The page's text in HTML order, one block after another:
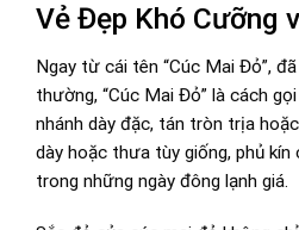
Vẻ Đẹp Khó Cưỡng
Ngay từ cái tên “Cúc Mai Đỏ”,
thường, “Cúc Mai Đỏ” là cách
nhánh dày đặc, tán tròn trịa
dày hoặc thưa tùy giống, phủ
trong những ngày đông lạnh giá.